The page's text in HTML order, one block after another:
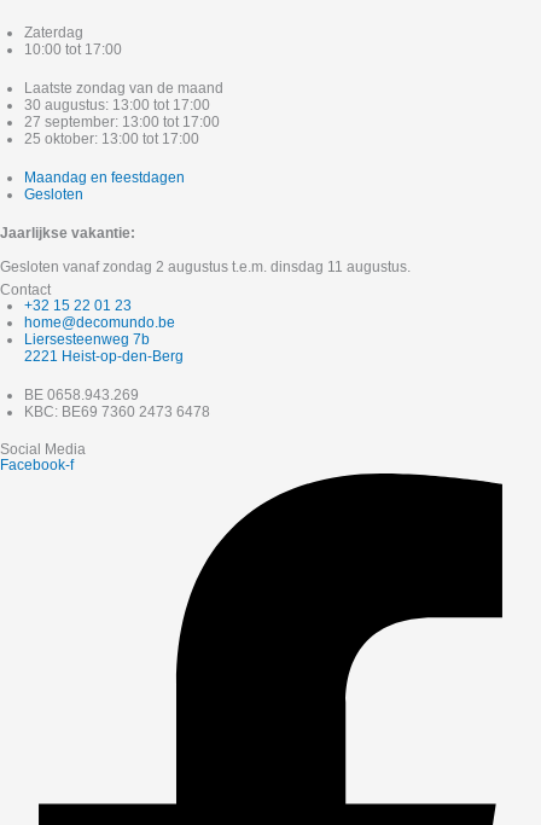
Zaterdag
10:00 tot 17:00
Laatste zondag van de maand
30 augustus: 13:00 tot 17:00
27 september: 13:00 tot 17:00
25 oktober: 13:00 tot 17:00
Maandag en feestdagen
Gesloten
Jaarlijkse vakantie:
Gesloten vanaf zondag 2 augustus t.e.m. dinsdag 11 augustus.
Contact
+32 15 22 01 23
home@decomundo.be
Liersesteenweg 7b
2221 Heist-op-den-Berg
BE 0658.943.269
KBC: BE69 7360 2473 6478
Social Media
Facebook-f